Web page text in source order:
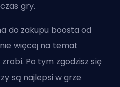
gry.
do zakupu boosta od
więcej na temat
Po tym zgodzisz się
są najlepsi w grze